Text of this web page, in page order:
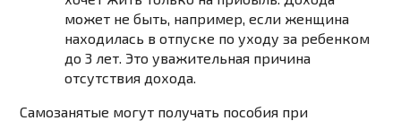
может не быть, например, если женщина
находилась в отпуске по уходу за ребенком
до 3 лет. Это уважительная причина
отсутствия дохода.
Самозанятые могут получать пособия при